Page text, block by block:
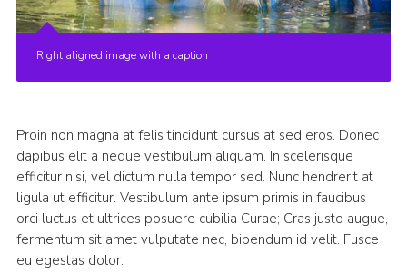
Right aligned image with a caption
Proin non magna at felis tincidunt cursus at sed eros. Donec
dapibus elit a neque vestibulum aliquam. In scelerisque
efficitur nisi, vel dictum nulla tempor sed. Nunc hendrerit at
ligula ut efficitur. Vestibulum ante ipsum primis in faucibus
orci luctus et ultrices posuere cubilia Curae; Cras justo augue,
fermentum sit amet vulputate nec, bibendum id velit. Fusce
eu egestas dolor.